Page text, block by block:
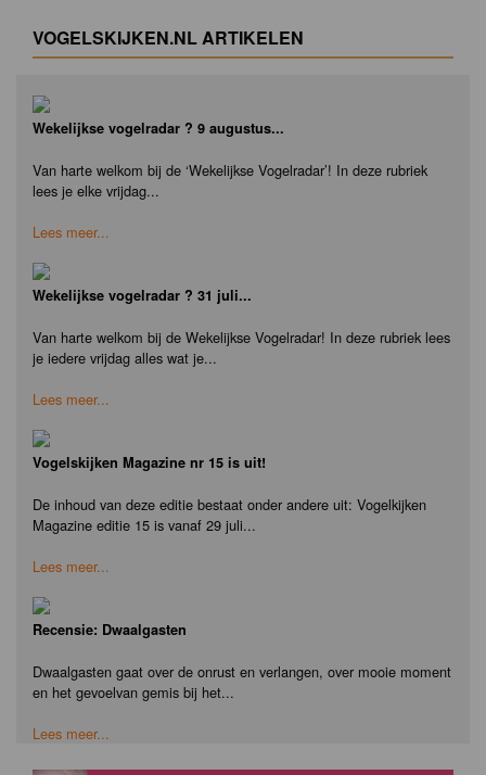
VOGELSKIJKEN.NL ARTIKELEN
Wekelijkse vogelradar ? 9 augustus...
Van harte welkom bij de ‘Wekelijkse Vogelradar’! In deze rubriek
lees je elke vrijdag...
Lees meer...
Wekelijkse vogelradar ? 31 juli...
Van harte welkom bij de Wekelijkse Vogelradar! In deze rubriek lees
je iedere vrijdag alles wat je...
Lees meer...
Vogelskijken Magazine nr 15 is uit!
De inhoud van deze editie bestaat onder andere uit: Vogelkijken
Magazine editie 15 is vanaf 29 juli...
Lees meer...
Recensie: Dwaalgasten
Dwaalgasten gaat over de onrust en verlangen, over mooie moment
en het gevoelvan gemis bij het...
Lees meer...